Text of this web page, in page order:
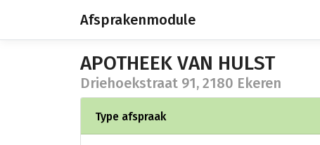
Afsprakenmodule
APOTHEEK VAN HULST
Driehoekstraat 91, 2180 Ekeren
Type afspraak